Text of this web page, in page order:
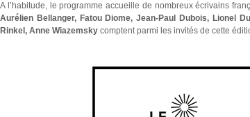
A l’habitude, le programme accueille de nombreux écrivains
Aurélien Bellanger, Fatou Diome, Jean-Paul Dubois, Lionel
Rinkel, Anne Wiazemsky comptent parmi les invités de cette